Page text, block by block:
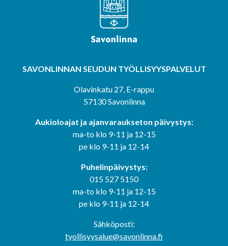
SAVONLINNAN SEUDUN TYÖLLISYYSPALVELUT
Olavinkatu 27, E-rappu
57130 Savonlinna
Aukioloajat ja ajanvaraukseton päivystys:
ma-to klo 9-11 ja 12-15
pe klo 9-11 ja 12-14
Puhelinpäivystys:
015 527 5150
ma-to klo 9-11 ja 12-15
pe klo 9-11 ja 12-14
Sähköposti:
tyollisyysalue@savonlinna.fi